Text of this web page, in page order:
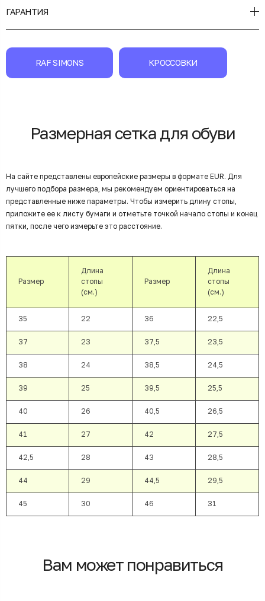
ГАРАНТИЯ
RAF SIMONS КРОССОВКИ
Размерная сетка для обуви
На сайте представлены европейские размеры в формате EUR. Для
лучшего подбора размера, мы рекомендуем ориентироваться на
представленные ниже параметры. Чтобы измерить длину стопы,
приложите ее к листу бумаги и отметьте точкой начало стопы и конец
пятки, после чего измерьте это расстояние.
Размер
Длина
стопы
(см.)
Размер
Длина
стопы
(см.)
35 22 36 22,5
37 23 37,5 23,5
38 24 38,5 24,5
39 25 39,5 25,5
40 26 40,5 26,5
41 27 42 27,5
42,5 28 43 28,5
44 29 44,5 29,5
45 30 46 31
Вам может понравиться